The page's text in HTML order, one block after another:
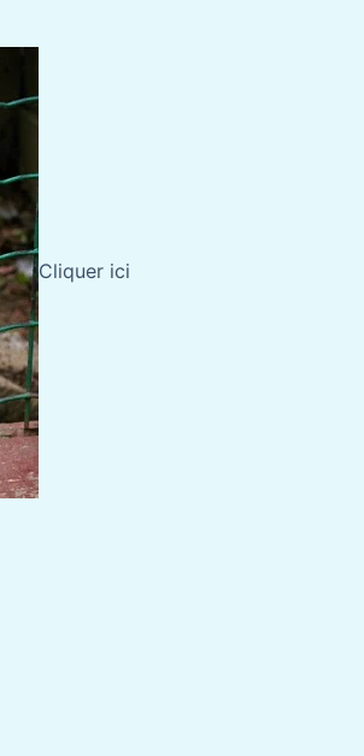
Cliquer ici